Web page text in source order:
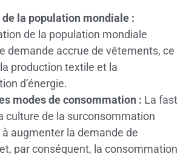
la population mondiale :
de la population mondiale
demande accrue de vêtements, ce
production textile et la
d’énergie.
modes de consommation : La fast
culture de la surconsommation
augmenter la demande de
par conséquent, la consommation